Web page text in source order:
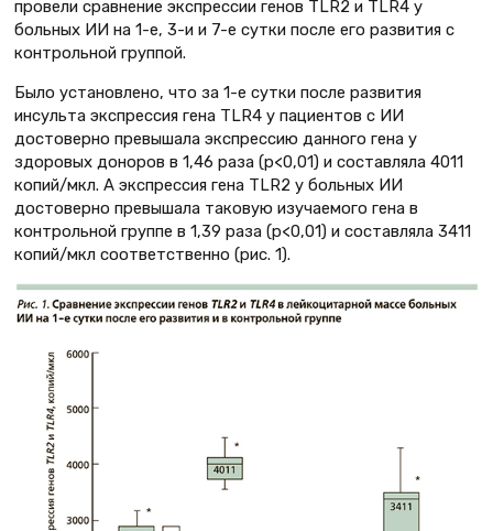
провели сравнение экспрессии генов TLR2 и TLR4 у
больных ИИ на 1-е, 3-и и 7-е сутки после его развития с
контрольной группой.
Было установлено, что за 1-е сутки после развития
инсульта экспрессия гена TLR4 у пациентов с ИИ
достоверно превышала экспрессию данного гена у
здоровых доноров в 1,46 раза (р<0,01) и составляла 4011
копий/мкл. А экспрессия гена TLR2 у больных ИИ
достоверно превышала таковую изучаемого гена в
контрольной группе в 1,39 раза (p<0,01) и составляла 3411
копий/мкл соответственно (рис. 1).